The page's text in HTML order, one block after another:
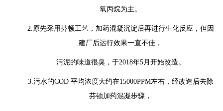
氧丙烷为主。
2.原先采用芬顿工艺，加药混凝沉淀后再进行生化反应，但因
建厂后运行效果一直不佳，
污泥的味道很臭，于2018年5月开始改造。
3.污水的COD 平均浓度大约在15000PPM左右，经改造后去除
芬顿加药混凝步骤，